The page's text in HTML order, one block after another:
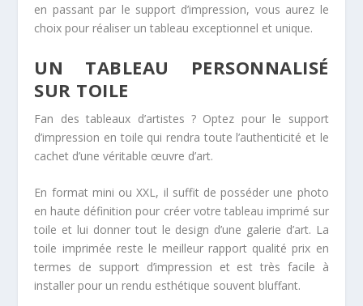
en passant par le support d’impression, vous aurez le
choix pour réaliser un tableau exceptionnel et unique.
UN TABLEAU PERSONNALISÉ
SUR TOILE
Fan des tableaux d’artistes ? Optez pour le support
d’impression en toile qui rendra toute l’authenticité et le
cachet d’une véritable œuvre d’art.
En format mini ou XXL, il suffit de posséder une photo
en haute définition pour créer votre tableau imprimé sur
toile et lui donner tout le design d’une galerie d’art. La
toile imprimée reste le meilleur rapport qualité prix en
termes de support d’impression et est très facile à
installer pour un rendu esthétique souvent bluffant.